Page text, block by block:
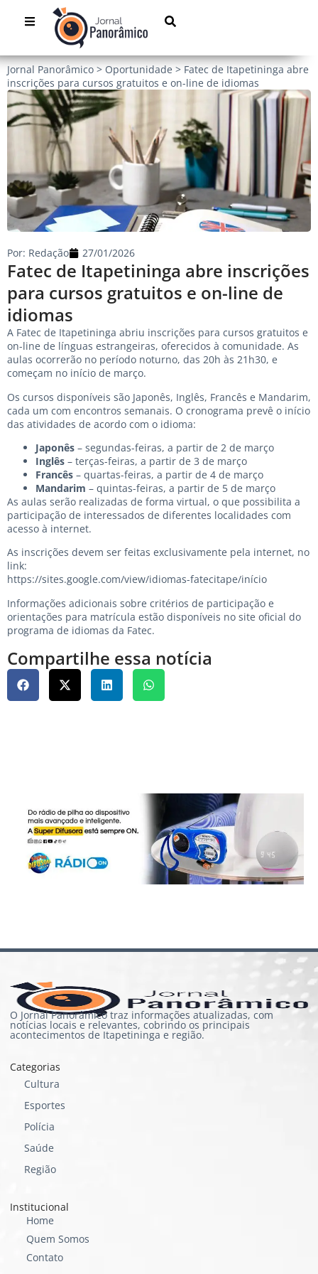
Jornal Panorâmico > Oportunidade > Fatec de Itapetininga abre
inscrições para cursos gratuitos e on-line de idiomas
Fatec de Itapetininga abre inscrições
para cursos gratuitos e on-line de
idiomas
Por: Redação 27/01/2026
A Fatec de Itapetininga abriu inscrições para cursos gratuitos e
on-line de línguas estrangeiras, oferecidos à comunidade. As
aulas ocorrerão no período noturno, das 20h às 21h30, e
começam no início de março.
Os cursos disponíveis são Japonês, Inglês, Francês e Mandarim,
cada um com encontros semanais. O cronograma prevê o início
das atividades de acordo com o idioma:
Japonês – segundas-feiras, a partir de 2 de março
Inglês – terças-feiras, a partir de 3 de março
Francês – quartas-feiras, a partir de 4 de março
Mandarim – quintas-feiras, a partir de 5 de março
As aulas serão realizadas de forma virtual, o que possibilita a
participação de interessados de diferentes localidades com
acesso à internet.
As inscrições devem ser feitas exclusivamente pela internet, no
link:
https://sites.google.com/view/idiomas-fatecitape/início
Informações adicionais sobre critérios de participação e
orientações para matrícula estão disponíveis no site oficial do
programa de idiomas da Fatec.
Compartilhe essa notícia
O Jornal Panorâmico traz informações atualizadas, com
notícias locais e relevantes, cobrindo os principais
acontecimentos de Itapetininga e região.
Categorias
Cultura
Esportes
Polícia
Saúde
Região
Institucional
Home
Quem Somos
Contato